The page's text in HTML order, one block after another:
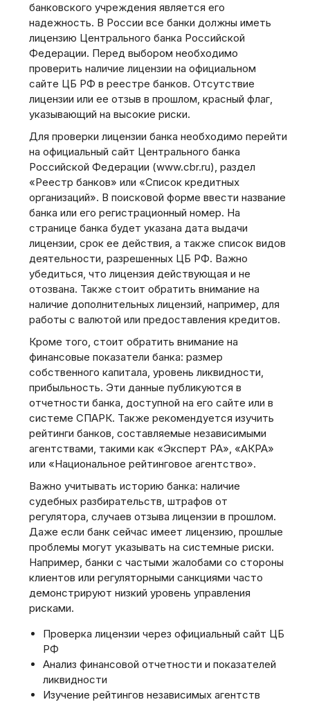
банковского учреждения является его
надежность. В России все банки должны иметь
лицензию Центрального банка Российской
Федерации. Перед выбором необходимо
проверить наличие лицензии на официальном
сайте ЦБ РФ в реестре банков. Отсутствие
лицензии или ее отзыв в прошлом, красный флаг,
указывающий на высокие риски.
Для проверки лицензии банка необходимо перейти
на официальный сайт Центрального банка
Российской Федерации (www.cbr.ru), раздел
«Реестр банков» или «Список кредитных
организаций». В поисковой форме ввести название
банка или его регистрационный номер. На
странице банка будет указана дата выдачи
лицензии, срок ее действия, а также список видов
деятельности, разрешенных ЦБ РФ. Важно
убедиться, что лицензия действующая и не
отозвана. Также стоит обратить внимание на
наличие дополнительных лицензий, например, для
работы с валютой или предоставления кредитов.
Кроме того, стоит обратить внимание на
финансовые показатели банка: размер
собственного капитала, уровень ликвидности,
прибыльность. Эти данные публикуются в
отчетности банка, доступной на его сайте или в
системе СПАРК. Также рекомендуется изучить
рейтинги банков, составляемые независимыми
агентствами, такими как «Эксперт РА», «АКРА»
или «Национальное рейтинговое агентство».
Важно учитывать историю банка: наличие
судебных разбирательств, штрафов от
регулятора, случаев отзыва лицензии в прошлом.
Даже если банк сейчас имеет лицензию, прошлые
проблемы могут указывать на системные риски.
Например, банки с частыми жалобами со стороны
клиентов или регуляторными санкциями часто
демонстрируют низкий уровень управления
рисками.
Проверка лицензии через официальный сайт ЦБ
РФ
Анализ финансовой отчетности и показателей
ликвидности
Изучение рейтингов независимых агентств